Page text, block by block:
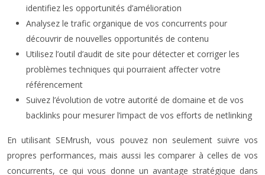
identifiez les opportunités d’amélioration
Analysez le trafic organique de vos concurrents pour
découvrir de nouvelles opportunités de contenu
Utilisez l’outil d’audit de site pour détecter et corriger les
problèmes techniques qui pourraient affecter votre
référencement
Suivez l’évolution de votre autorité de domaine et de vos
backlinks pour mesurer l’impact de vos efforts de netlinking
En utilisant SEMrush, vous pouvez non seulement suivre vos
propres performances, mais aussi les comparer à celles de vos
concurrents, ce qui vous donne un avantage stratégique dans